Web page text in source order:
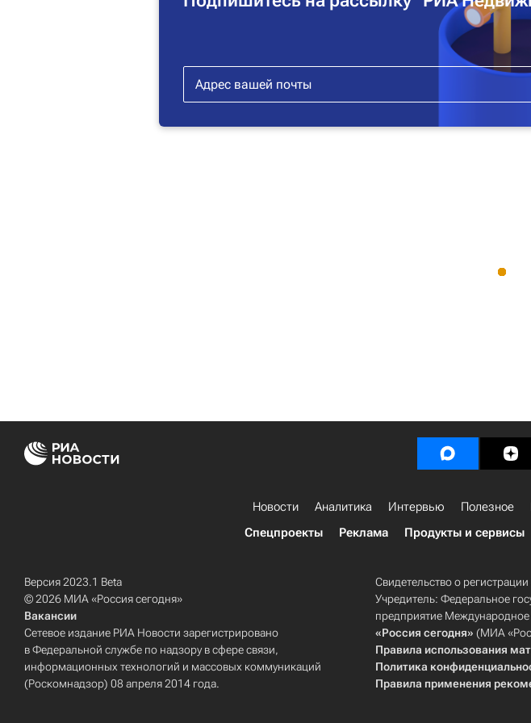
Новости Аналитика Интервью Полезное
Спецпроекты
Реклама Продукты и сервисы
Версия 2023.1 Beta
© 2026 МИА «Россия сегодня»
Вакансии
Сетевое издание РИА Новости зарегистрировано
в Федеральной службе по надзору в сфере связи,
информационных технологий и массовых коммуникаций
(Роскомнадзор) 08 апреля 2014 года.
Свидетельство о
Учредитель: Федеральное
предприятие
«Россия сегодня» (МИА
Правила использования
Политика
Правила применения